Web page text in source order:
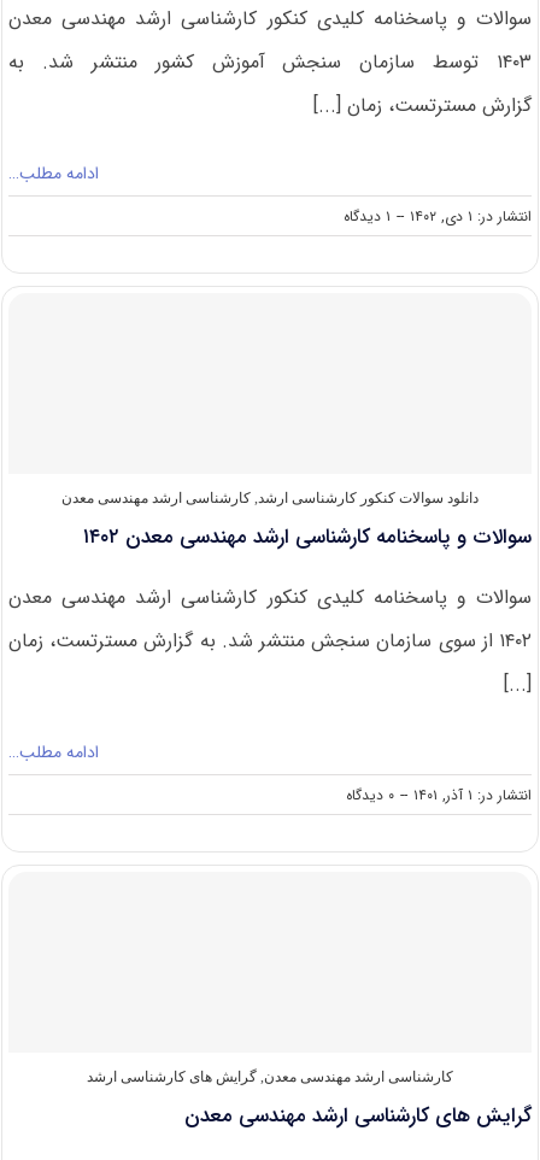
سوالات و پاسخنامه کلیدی کنکور کارشناسی ارشد مهندسی معدن
۱۴۰۳ توسط سازمان سنجش آموزش کشور منتشر شد. به
گزارش مسترتست، زمان [...]
ادامه مطلب…
انتشار در: ۱ دی, ۱۴۰۲ -- ۱ دیدگاه
on
سوالات
پاسخنامه
دانلود سوالات کنکور کارشناسی ارشد, کارشناسی ارشد مهندسی معدن
سوالات و پاسخنامه کارشناسی ارشد مهندسی معدن ۱۴۰۲
سوالات و پاسخنامه کلیدی کنکور کارشناسی ارشد مهندسی معدن
۱۴۰۲ از سوی سازمان سنجش منتشر شد. به گزارش مسترتست، زمان
[...]
ادامه مطلب…
انتشار در: ۱ آذر, ۱۴۰۱ -- ۰ دیدگاه
on
سوالات
پاسخنامه
کارشناسی ارشد مهندسی معدن, گرایش های کارشناسی ارشد
گرایش های کارشناسی ارشد مهندسی معدن